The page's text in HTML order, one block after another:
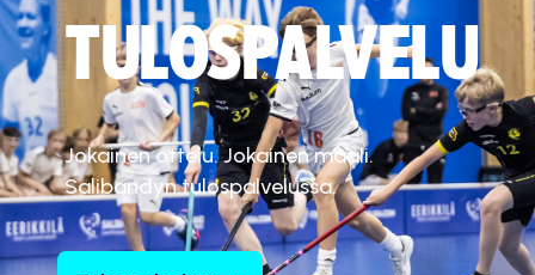
TULOSPALVELU
Jokainen ottelu. Jokainen maali.
Salibandyn tulospalvelussa.